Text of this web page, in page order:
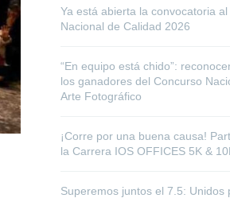
Ya está abierta la convocatoria al
Nacional de Calidad 2026
“En equipo está chido”:
los ganadores del Concurso
Arte Fotográfico
¡Corre por una buena causa!
la Carrera IOS OFFICES 5K &
Superemos juntos el 7.5: Unidos